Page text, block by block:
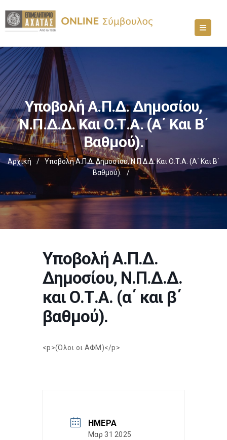
Υποβολή Α.Π.Δ. Δημοσίου,
Ν.Π.Δ.Δ. Και Ο.Τ.Α. (α΄ Και Β΄
Βαθμού).
Αρχική /
Υποβολή Α.Π.Δ. Δημοσίου, Ν.Π.Δ.Δ. Και Ο.Τ.Α. (α΄ Και Β΄
Βαθμού).
/
Υποβολή Α.Π.Δ.
Δημοσίου, Ν.Π.Δ.Δ.
και Ο.Τ.Α. (α΄ και β΄
βαθμού).
<p>(Όλοι οι ΑΦΜ)</p>
ΗΜΈΡΑ
Μαρ 31 2025